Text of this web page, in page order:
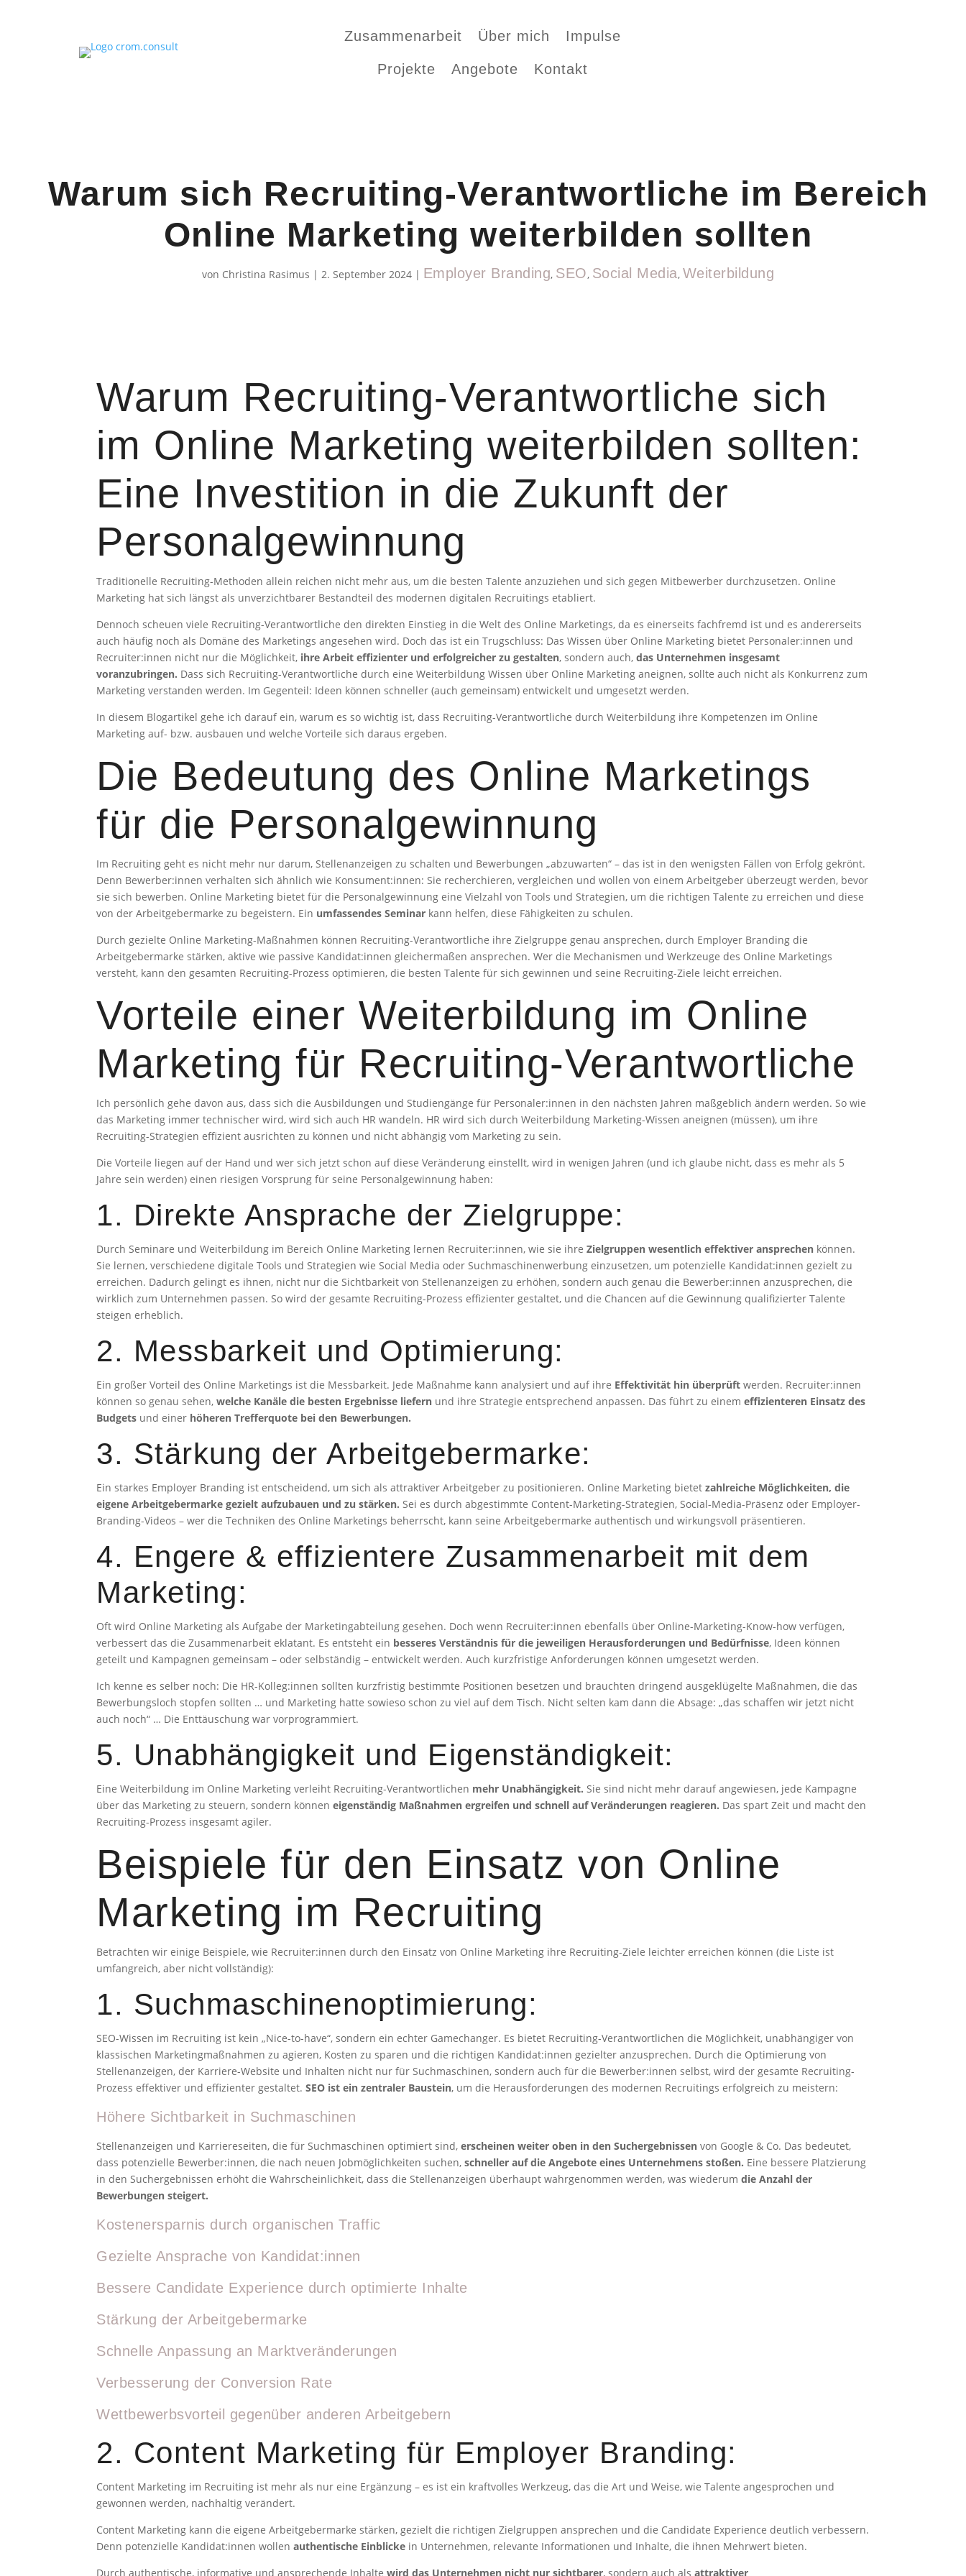
Zusammenarbeit Über mich Impulse
Projekte Angebote Kontakt
Warum sich Recruiting-Verantwortliche im Bereich
Online Marketing weiterbilden sollten
von Christina Rasimus | 2. September 2024| Employer Branding, SEO, Social Media, Weiterbildung
Warum Recruiting-Verantwortliche sich
im Online Marketing weiterbilden sollten:
Eine Investition in die Zukunft der
Personalgewinnung
Traditionelle Recruiting-Methoden allein reichen nicht mehr aus, um die besten Talente anzuziehen und sich gegen Mitbewerber durchzusetzen. Online
Marketing hat sich längst als unverzichtbarer Bestandteil des modernen digitalen Recruitings etabliert.
Dennoch scheuen viele Recruiting-Verantwortliche den direkten Einstieg in die Welt des Online Marketings, da es einerseits fachfremd ist und es andererseits
auch häufig noch als Domäne des Marketings angesehen wird. Doch das ist ein Trugschluss: Das Wissen über Online Marketing bietet Personaler:innen und
Recruiter:innen nicht nur die Möglichkeit, ihre Arbeit effizienter und erfolgreicher zu gestalten, sondern auch,das Unternehmen insgesamt
voranzubringen. Dass sich Recruiting-Verantwortliche durch eine Weiterbildung Wissen über Online Marketing aneignen, sollte auch nicht als Konkurrenz zum
Marketing verstanden werden. Im Gegenteil: Ideen können schneller (auch gemeinsam) entwickelt und umgesetzt werden.
In diesem Blogartikel gehe ich darauf ein, warum es so wichtig ist, dass Recruiting-Verantwortliche durch Weiterbildung ihre Kompetenzen im Online
Marketing auf- bzw. ausbauen und welche Vorteile sich daraus ergeben.
Die Bedeutung des Online Marketings
für die Personalgewinnung
Im Recruiting geht es nicht mehr nur darum, Stellenanzeigen zu schalten und Bewerbungen „abzuwarten“ – das ist in den wenigsten Fällen von Erfolg gekrönt.
Denn Bewerber:innen verhalten sich ähnlich wie Konsument:innen: Sie recherchieren, vergleichen und wollen von einem Arbeitgeber überzeugt werden, bevor
sie sich bewerben. Online Marketing bietet für die Personalgewinnung eine Vielzahl von Tools und Strategien, um die richtigen Talente zu erreichen und diese
von der Arbeitgebermarke zu begeistern. Ein umfassendes Seminar kann helfen, diese Fähigkeiten zu schulen.
Durch gezielte Online Marketing-Maßnahmen können Recruiting-Verantwortliche ihre Zielgruppe genau ansprechen, durch Employer Branding die
Arbeitgebermarke stärken, aktive wie passive Kandidat:innen gleichermaßen ansprechen. Wer die Mechanismen und Werkzeuge des Online Marketings
versteht, kann den gesamten Recruiting-Prozess optimieren, die besten Talente für sich gewinnen und seine Recruiting-Ziele leicht erreichen.
Vorteile einer Weiterbildung im Online
Marketing für Recruiting-Verantwortliche
Ich persönlich gehe davon aus, dass sich die Ausbildungen und Studiengänge für Personaler:innen in den nächsten Jahren maßgeblich ändern werden. So wie
das Marketing immer technischer wird, wird sich auch HR wandeln. HR wird sich durch Weiterbildung Marketing-Wissen aneignen (müssen), um ihre
Recruiting-Strategien effizient ausrichten zu können und nicht abhängig vom Marketing zu sein.
Die Vorteile liegen auf der Hand und wer sich jetzt schon auf diese Veränderung einstellt, wird in wenigen Jahren (und ich glaube nicht, dass es mehr als 5
Jahre sein werden) einen riesigen Vorsprung für seine Personalgewinnung haben:
1. Direkte Ansprache der Zielgruppe:
Durch Seminare und Weiterbildung im Bereich Online Marketing lernen Recruiter:innen, wie sie ihreZielgruppen wesentlich effektiver ansprechen können.
Sie lernen, verschiedene digitale Tools und Strategien wie Social Media oder Suchmaschinenwerbung einzusetzen, um potenzielle Kandidat:innen gezielt zu
erreichen. Dadurch gelingt es ihnen, nicht nur die Sichtbarkeit von Stellenanzeigen zu erhöhen, sondern auch genau die Bewerber:innen anzusprechen, die
wirklich zum Unternehmen passen. So wird der gesamte Recruiting-Prozess effizienter gestaltet, und die Chancen auf die Gewinnung qualifizierter Talente
steigen erheblich.
2. Messbarkeit und Optimierung:
Ein großer Vorteil des Online Marketings ist die Messbarkeit. Jede Maßnahme kann analysiert und auf ihre Effektivität hin überprüft werden. Recruiter:innen
können so genau sehen,welche Kanäle die besten Ergebnisse liefern und ihre Strategie entsprechend anpassen. Das führt zu einemeffizienteren Einsatz des
Budgets und einer höheren Trefferquote bei den Bewerbungen.
3. Stärkung der Arbeitgebermarke:
Ein starkes Employer Branding ist entscheidend, um sich als attraktiver Arbeitgeber zu positionieren. Online Marketing bietetzahlreiche Möglichkeiten, die
eigene Arbeitgebermarke gezielt aufzubauen und zu stärken. Sei es durch abgestimmte Content-Marketing-Strategien, Social-Media-Präsenz oder Employer-
Branding-Videos – wer die Techniken des Online Marketings beherrscht, kann seine Arbeitgebermarke authentisch und wirkungsvoll präsentieren.
4. Engere & effizientere Zusammenarbeit mit dem
Marketing:
Oft wird Online Marketing als Aufgabe der Marketingabteilung gesehen. Doch wenn Recruiter:innen ebenfalls über Online-Marketing-Know-how verfügen,
verbessert das die Zusammenarbeit eklatant. Es entsteht ein besseres Verständnis für die jeweiligen Herausforderungen und Bedürfnisse, Ideen können
geteilt und Kampagnen gemeinsam – oder selbständig – entwickelt werden. Auch kurzfristige Anforderungen können umgesetzt werden.
Ich kenne es selber noch: Die HR-Kolleg:innen sollten kurzfristig bestimmte Positionen besetzen und brauchten dringend ausgeklügelte Maßnahmen, die das
Bewerbungsloch stopfen sollten … und Marketing hatte sowieso schon zu viel auf dem Tisch. Nicht selten kam dann die Absage: „das schaffen wir jetzt nicht
auch noch“ … Die Enttäuschung war vorprogrammiert.
5. Unabhängigkeit und Eigenständigkeit:
Eine Weiterbildung im Online Marketing verleiht Recruiting-Verantwortlichen mehr Unabhängigkeit. Sie sind nicht mehr darauf angewiesen, jede Kampagne
über das Marketing zu steuern, sondern könneneigenständig Maßnahmen ergreifen und schnell auf Veränderungen reagieren. Das spart Zeit und macht den
Recruiting-Prozess insgesamt agiler.
Beispiele für den Einsatz von Online
Marketing im Recruiting
Betrachten wir einige Beispiele, wie Recruiter:innen durch den Einsatz von Online Marketing ihre Recruiting-Ziele leichter erreichen können (die Liste ist
umfangreich, aber nicht vollständig):
1. Suchmaschinenoptimierung:
SEO-Wissen im Recruiting ist kein „Nice-to-have“, sondern ein echter Gamechanger. Es bietet Recruiting-Verantwortlichen die Möglichkeit, unabhängiger von
klassischen Marketingmaßnahmen zu agieren, Kosten zu sparen und die richtigen Kandidat:innen gezielter anzusprechen. Durch die Optimierung von
Stellenanzeigen, der Karriere-Website und Inhalten nicht nur für Suchmaschinen, sondern auch für die Bewerber:innen selbst, wird der gesamte Recruiting-
Prozess effektiver und effizienter gestaltet.SEO ist ein zentraler Baustein, um die Herausforderungen des modernen Recruitings erfolgreich zu meistern:
Höhere Sichtbarkeit in Suchmaschinen
Stellenanzeigen und Karriereseiten, die für Suchmaschinen optimiert sind,erscheinen weiter oben in den Suchergebnissen von Google & Co. Das bedeutet,
dass potenzielle Bewerber:innen, die nach neuen Jobmöglichkeiten suchen,schneller auf die Angebote eines Unternehmens stoßen. Eine bessere Platzierung
in den Suchergebnissen erhöht die Wahrscheinlichkeit, dass die Stellenanzeigen überhaupt wahrgenommen werden, was wiederumdie Anzahl der
Bewerbungen steigert.
Kostenersparnis durch organischen Traffic
Gezielte Ansprache von Kandidat:innen
Bessere Candidate Experience durch optimierte Inhalte
Stärkung der Arbeitgebermarke
Schnelle Anpassung an Marktveränderungen
Verbesserung der Conversion Rate
Wettbewerbsvorteil gegenüber anderen Arbeitgebern
2. Content Marketing für Employer Branding:
Content Marketing im Recruiting ist mehr als nur eine Ergänzung – es ist ein kraftvolles Werkzeug, das die Art und Weise, wie Talente angesprochen und
gewonnen werden, nachhaltig verändert.
Content Marketing kann die eigene Arbeitgebermarke stärken, gezielt die richtigen Zielgruppen ansprechen und die Candidate Experience deutlich verbessern.
Denn potenzielle Kandidat:innen wollenauthentische Einblicke in Unternehmen, relevante Informationen und Inhalte, die ihnen Mehrwert bieten.
Durch authentische, informative und ansprechende Inhaltewird das Unternehmen nicht nur sichtbarer, sondern auch alsattraktiver